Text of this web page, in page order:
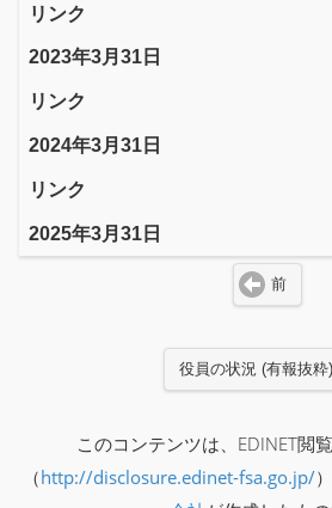
リンク
2023年3月31日
リンク
2024年3月31日
リンク
2025年3月31日
前
役員の状況 (有報抜粋)
このコンテンツは、EDINET閲
（http://disclosure.edinet-fsa.go.jp/